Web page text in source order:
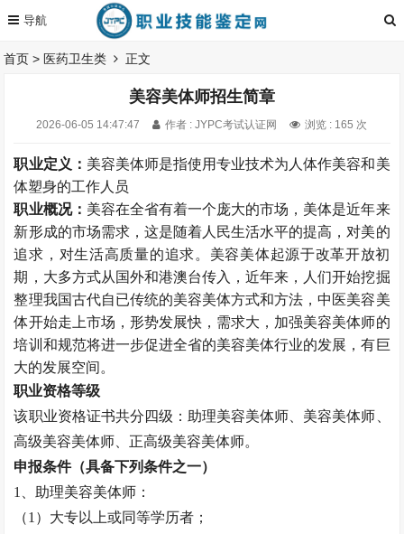
首页 > 医药卫生类 正文
美容美体师招生简章
2026-06-05 14:47:47 作者 : JYPC考试认证网 浏览 : 165 次
职业定义： 美容美体师是指使用专业技术为人体作美容和美
体塑身的工作人员
职业概况： 美容在全省有着一个庞大的市场，美体是近年来
新形成的市场需求，这是随着人民生活水平的提高，对美的
追求，对生活高质量的追求。美容美体起源于改革开放初
期，大多方式从国外和港澳台传入，近年来，人们开始挖掘
整理我国古代自已传统的美容美体方式和方法，中医美容美
体开始走上市场，形势发展快，需求大，加强美容美体师的
培训和规范将进一步促进全省的美容美体行业的发展，有巨
大的发展空间。
职业资格等级
该职业资格证书共分四级：助理美容美体师 美容美体师
高级美容美体师 、正高级美容美体师。
申报条件（具备下列条件之一）
1、助理美容美体师 ：
（1）大专以上或同等学历者；